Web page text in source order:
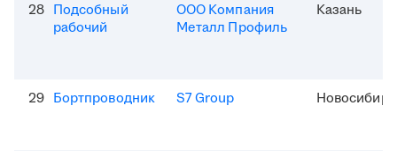
28 Подсобный
рабочий
ООО Компания
Металл Профиль
Казань
29 Бортпроводник S7 Group